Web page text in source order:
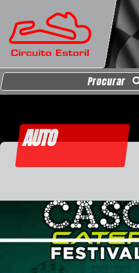
Search for:
AUTO